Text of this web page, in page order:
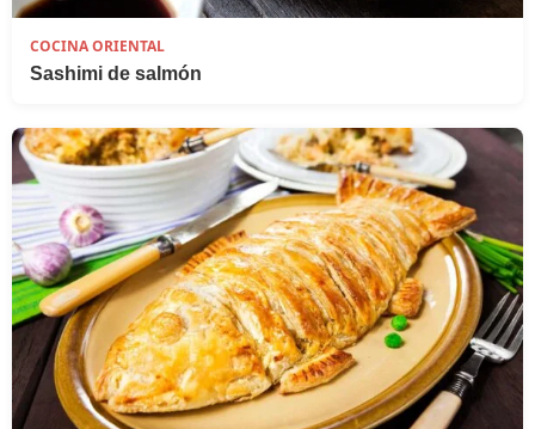
COCINA ORIENTAL
Sashimi de salmón